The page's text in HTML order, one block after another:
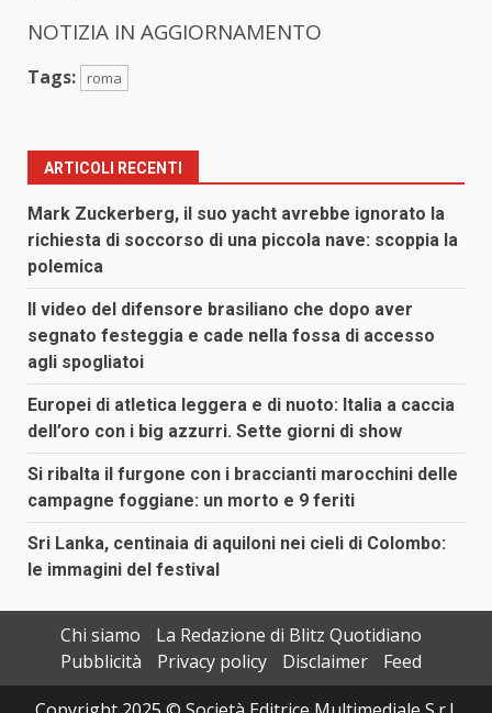
NOTIZIA IN AGGIORNAMENTO
Tags: roma
ARTICOLI RECENTI
Mark Zuckerberg, il suo yacht avrebbe ignorato la
richiesta di soccorso di una piccola nave: scoppia la
polemica
Il video del difensore brasiliano che dopo aver
segnato festeggia e cade nella fossa di accesso
agli spogliatoi
Europei di atletica leggera e di nuoto: Italia a caccia
dell’oro con i big azzurri. Sette giorni di show
Si ribalta il furgone con i braccianti marocchini delle
campagne foggiane: un morto e 9 feriti
Sri Lanka, centinaia di aquiloni nei cieli di Colombo:
le immagini del festival
Chi siamo
La Redazione di Blitz Quotidiano
Pubblicità
Privacy policy Disclaimer
Feed